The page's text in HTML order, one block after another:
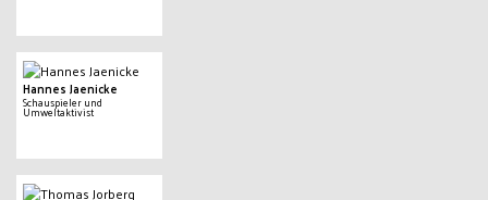
Hannes Jaenicke
Schauspieler und
Umweltaktivist